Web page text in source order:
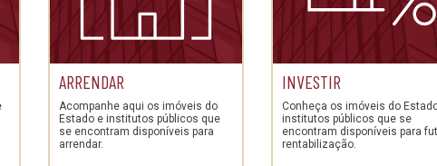
ARRENDAR
Acompanhe aqui os imóveis do
Estado e institutos públicos que
se encontram disponíveis para
arrendar.
INVESTIR
Conheça os imóveis do
institutos públicos que se
encontram disponíveis para
rentabilização.